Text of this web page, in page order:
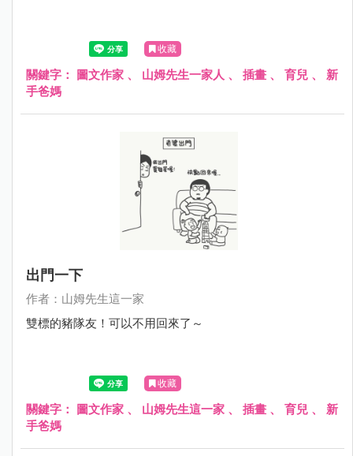
收藏
關鍵字： 圖文作家 、 山姆先生一家人 、 插畫 、 育兒 、 新
手爸媽
出門一下
作者：山姆先生這一家
雙標的豬隊友！可以不用回來了～
收藏
關鍵字： 圖文作家 、 山姆先生這一家 、 插畫 、 育兒 、 新
手爸媽